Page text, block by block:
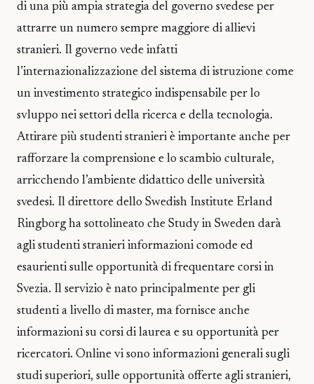
di una più ampia strategia del governo svedese per
attrarre un numero sempre maggiore di allievi
stranieri. Il governo vede infatti
l’internazionalizzazione del sistema di istruzione come
un investimento strategico indispensabile per lo
svluppo nei settori della ricerca e della tecnologia.
Attirare più studenti stranieri è importante anche per
rafforzare la comprensione e lo scambio culturale,
arricchendo l’ambiente didattico delle università
svedesi. Il direttore dello Swedish Institute Erland
Ringborg ha sottolineato che Study in Sweden darà
agli studenti stranieri informazioni comode ed
esaurienti sulle opportunità di frequentare corsi in
Svezia. Il servizio è nato principalmente per gli
studenti a livello di master, ma fornisce anche
informazioni su corsi di laurea e su opportunità per
ricercatori. Online vi sono informazioni generali sugli
studi superiori, sulle opportunità offerte agli stranieri,